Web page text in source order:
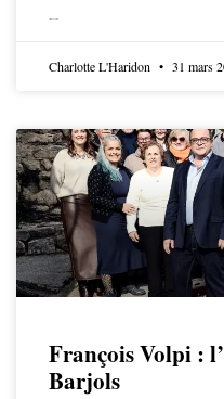
Charlotte L'Haridon 31 mars
François Volpi :
Barjols